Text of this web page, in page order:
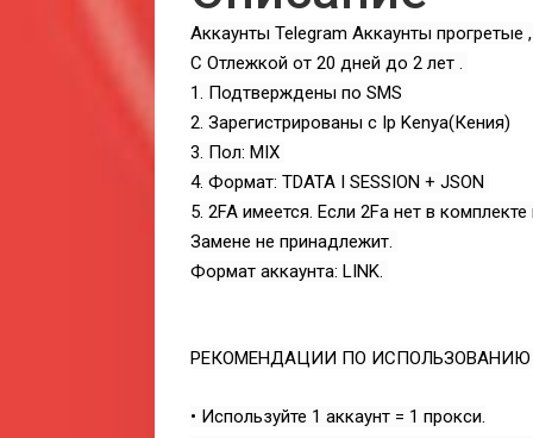
Аккаунты Telegram Аккаунты
С Отлежкой от 20 дней до 2 лет .
1. Подтверждены по SMS
2. Зарегистрированы с Ip Kenya(Кения)
3. Пол: MIX
4. Формат: TDATA I SESSION + JSON
5. 2FA имеется. Если 2Fa нет в
Замене не принадлежит.
Формат аккаунта: LINK.
РЕКОМЕНДАЦИИ ПО ИСПОЛЬЗОВАНИЮ
• Используйте 1 аккаунт = 1 прокси.